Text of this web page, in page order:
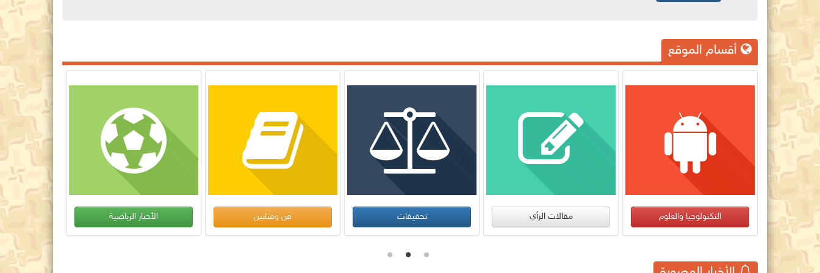
أقسام الموقع
الأخبار العربية مال وأعمال الأخبار الرياضية فن وفنانين تحقيقات الرأي